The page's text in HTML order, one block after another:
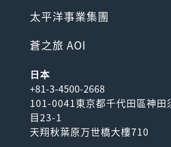
太平洋事業集團
蒼之旅 AOI
日本
+81-3-4500-2668
101-0041東京都千代田區神田
目23-1
天翔秋葉原万世橋大樓710